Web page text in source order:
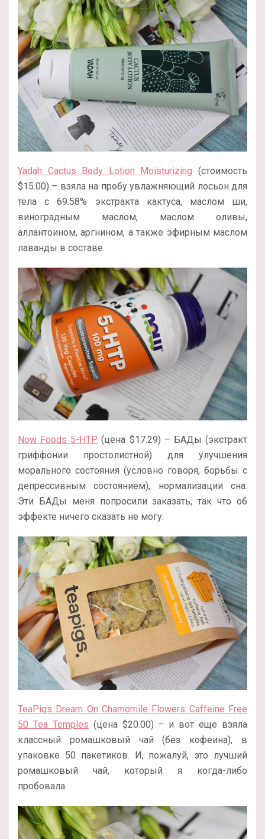
Yadah Cactus Body Lotion Moisturizing (стоимость
$15.00) – взяла на пробу увлажняющий лосьон для
тела с 69.58% экстракта кактуса, маслом ши,
виноградным маслом, маслом оливы,
аллантоином, аргнином, а также эфирным маслом
лаванды в составе.
Now Foods 5-HTP (цена $17.29) – БАДы (экстракт
гриффонии простолистной) для улучшения
морального состояния (условно говоря, борьбы с
депрессивным состоянием), нормализации сна.
Эти БАДы меня попросили заказать, так что об
эффекте ничего сказать не могу.
TeaPigs Dream On Chamomile Flowers Caffeine Free
50 Tea Temples (цена $20.00) – и вот еще взяла
классный ромашковый чай (без кофеина), в
упаковке 50 пакетиков. И, пожалуй, это лучший
ромашковый чай, который я когда-либо
пробовала.